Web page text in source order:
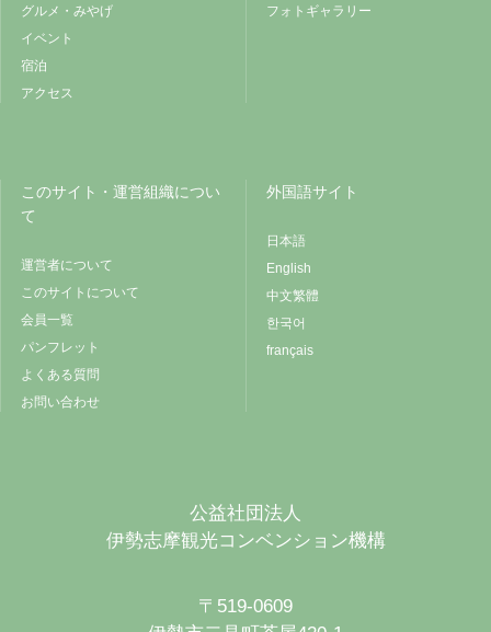
グルメ・みやげ
イベント
宿泊
アクセス
フォトギャラリー
このサイト・運営組織につい
て
運営者について
このサイトについて
会員一覧
パンフレット
よくある質問
お問い合わせ
外国語サイト
日本語
English
中文繁體
한국어
français
公益社団法人
伊勢志摩観光コンベンション機構
〒519-0609